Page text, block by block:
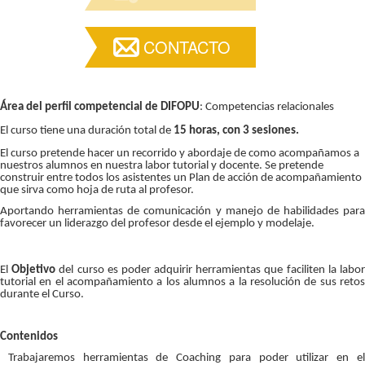
CONTACTO
Área del perfil competencial de DIFOPU: Competencias relacionales
El curso tiene una duración total de 15 horas, con 3 sesiones.
El curso pretende hacer un recorrido y abordaje de como acompañamos a
nuestros alumnos en nuestra labor tutorial y docente. Se pretende
construir entre todos los asistentes un Plan de acción de acompañamiento
que sirva como hoja de ruta al profesor.
Aportando herramientas de comunicación y manejo de habilidades para
favorecer un liderazgo del profesor desde el ejemplo y modelaje.
ElObjetivo del curso es poder adquirir herramientas que faciliten la labor
tutorial en el acompañamiento a los alumnos a la resolución de sus retos
durante el Curso.
Contenidos
Trabajaremos herramientas de Coaching para poder utilizar en el